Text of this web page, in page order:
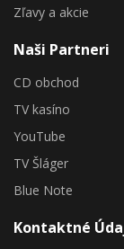
Zľavy a akcie
Naši Partneri
CD obchod
TV kasíno
YouTube
TV Šláger
Blue Note
Kontaktné